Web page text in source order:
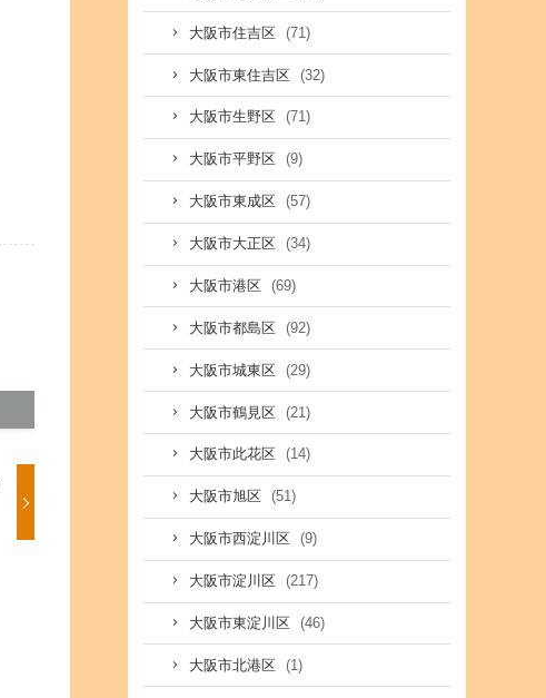
大阪市住吉区 (71)
大阪市東住吉区 (32)
大阪市生野区 (71)
大阪市平野区 (9)
大阪市東成区 (57)
大阪市大正区 (34)
大阪市港区 (69)
大阪市都島区 (92)
大阪市城東区 (29)
大阪市鶴見区 (21)
大阪市此花区 (14)
大阪市旭区 (51)
大阪市西淀川区 (9)
大阪市淀川区 (217)
大阪市東淀川区 (46)
大阪市北港区 (1)